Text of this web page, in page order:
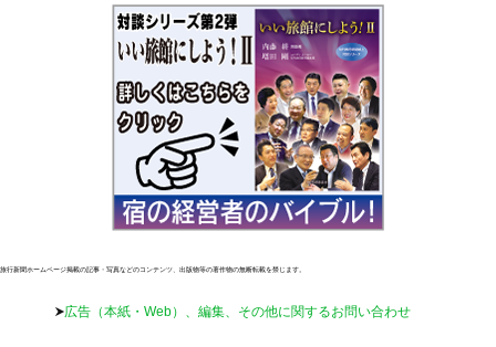
旅行新聞ホームページ掲載の記事・写真などのコンテンツ、出版物等の著作物の無断転載を禁じます。
広告（本紙・Web）、編集、その他に関するお問い合わせ